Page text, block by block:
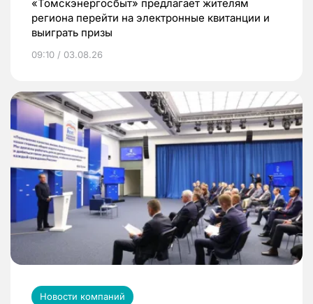
«Томскэнергосбыт» предлагает жителям
региона перейти на электронные квитанции и
выиграть призы
09:10 / 03.08.26
Новости компаний